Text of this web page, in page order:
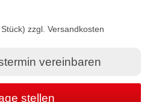
zzgl. Versandkosten
vereinbaren
stellen